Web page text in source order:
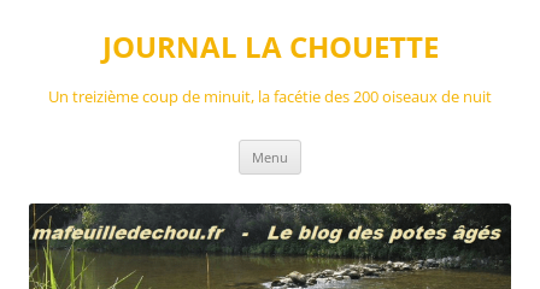
JOURNAL LA CHOUETTE
Un treizième coup de minuit, la facétie des 200 oiseaux de nuit
Menu